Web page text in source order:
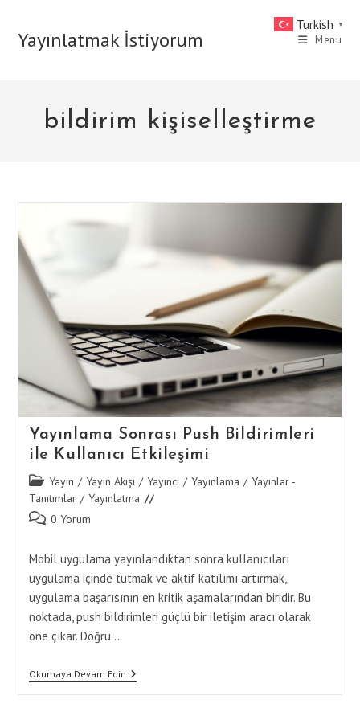
contentYayınlatmak İstiyorum Menu
bildirim kişiselleştirme
Yayınlama Sonrası Push Bildirimleri
ile Kullanıcı Etkileşimi
Post
category:
Yayın / Yayın Akışı / Yayıncı / Yayınlama / Yayınlar -
Tanıtımlar / Yayınlatma
Post 0 Yorum
Mobil uygulama yayınlandıktan sonra kullanıcıları
uygulama içinde tutmak ve aktif katılımı artırmak,
uygulama başarısının en kritik aşamalarından biridir. Bu
noktada, push bildirimleri güçlü bir iletişim aracı olarak
öne çıkar. Doğru…
Okumaya Devam EdinYayınlama
Turkish ▼